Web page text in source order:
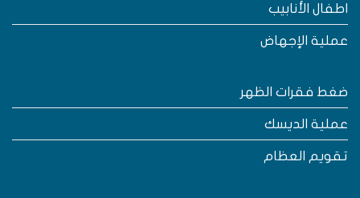
الأنابيب
الإجهاض
فقرات الظهر
الديسك
العظام